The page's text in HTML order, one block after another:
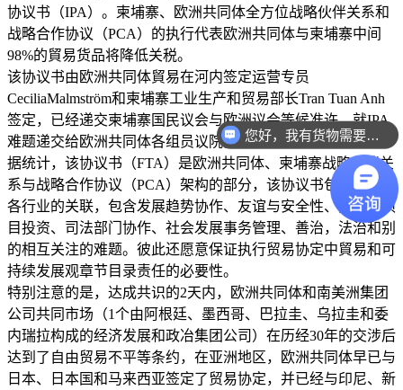
协议书（IPA）。柬埔寨、欧洲共同体全方位战略伙伴关系和
战略合作协议（PCA）的执行代表欧洲共同体与柬埔寨中间
98%的貿易货品将降低关税。
该协议书由欧洲共同体貿易在河内签定运营专员
CeciliaMalmström和柬埔寨工业生产和贸易部长Tran Tuan Anh
签定，已经递交柬埔寨国民议会与欧洲议会等候准许，就IPA
难题递交给欧洲共同体各组员议院。
据统计，该协议书（FTA）是欧洲共同体、柬埔寨战略伙伴关
系与战略合作协议（PCA）架构的部分，该协议书包含多边在
各行业的关联，包含发展趋势协作、友谊与安全性、貿易与项
目投资、司法部门协作、社会发展事务管理、善治，法治和别
的相互关注的难题。彼此还愿意保证执行贸易协定中貿易和可
持续发展观章节目录责任的必要性。
特别注意的是，达成共识的2天内，欧洲共同体和南美洲集团
公司共同市场（1个由阿根廷、墨西哥、巴拉圭、乌拉圭和委
内瑞拉构成的经济发展和政冶集团公司）在历经30年的交涉后
达到了自由贸易不平等条约，在亚洲地区，欧洲共同体早已与
日本、日本国和马来西亚签定了贸易协定，并已经与印尼、新
您好，我有货物需要你们的产品。